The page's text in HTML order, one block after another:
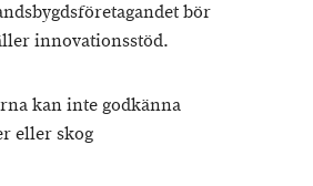
bör
innovationsstöd.
kan inte godkänna
eller skog